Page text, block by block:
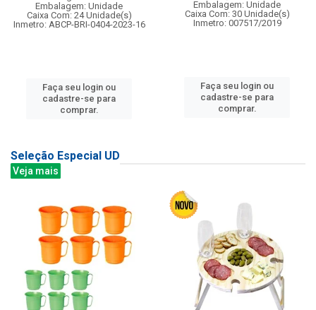
Embalagem: Unidade
Caixa Com: 24 Unidade(s)
Inmetro: ABCP-BRI-0404-2023-16
Faça seu login ou
cadastre-se para
comprar.
Embalagem: Unidade
Caixa Com: 30 Unidade(s)
Inmetro: 007517/2019
Faça seu login ou
cadastre-se para
comprar.
Seleção Especial UD
Veja mais